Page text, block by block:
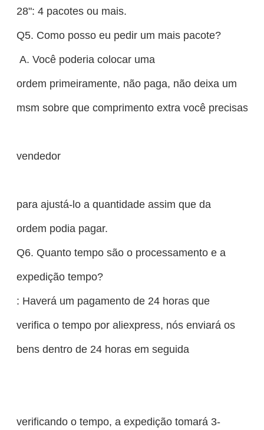
28": 4 pacotes ou mais.
Q5. Como posso eu pedir um mais pacote?
A. Você poderia colocar uma
ordem primeiramente, não paga, não deixa um
msm sobre que comprimento extra você
vendedor
para ajustá-lo a quantidade assim que da
ordem podia pagar.
Q6. Quanto tempo são o processamento e a
expedição tempo?
: Haverá um pagamento de 24 horas que
verifica o tempo por aliexpress, nós enviará os
bens dentro de 24 horas em seguida
verificando o tempo, a expedição tomará 3-